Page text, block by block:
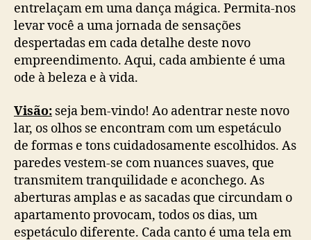
entrelaçam em uma dança mágica. Permita-nos
levar você a uma jornada de sensações
despertadas em cada detalhe deste novo
empreendimento. Aqui, cada ambiente é uma
ode à beleza e à vida.
Visão: seja bem-vindo! Ao adentrar neste novo
lar, os olhos se encontram com um espetáculo
de formas e tons cuidadosamente escolhidos. As
paredes vestem-se com nuances suaves, que
transmitem tranquilidade e aconchego. As
aberturas amplas e as sacadas que circundam o
apartamento provocam, todos os dias, um
espetáculo diferente. Cada canto é uma tela em